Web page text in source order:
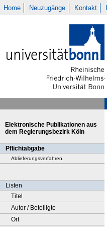
Home Neuzugänge Kontakt
Elektronische Publikationen aus
dem Regierungsbezirk Köln
Pflichtabgabe
Ablieferungsverfahren
Listen
Titel
Autor / Beteiligte
Ort